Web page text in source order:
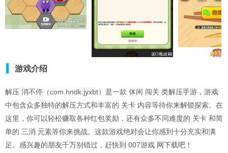
游戏介绍
解压 消不停（com.hndk.jyxbt）是一款 休闲 闯关 类解压手游，游戏
中包含众多独特的解压方式和丰富的 关卡 内容等待你来解锁探索。在
这里，你可以轻松赚取各种红包奖励，还有众多不同难度的 关卡 和简
单的 三消 元素等你来挑战。这款游戏绝对会让你感到十分充实和满
足。感兴趣的朋友千万别错过，赶快到 007游戏 网下载吧！